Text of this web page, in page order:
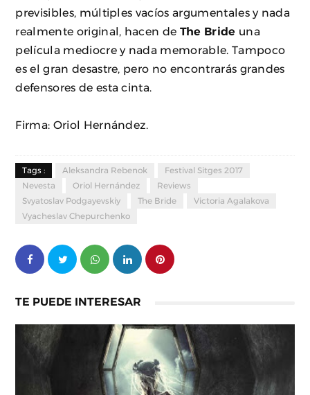
previsibles, múltiples vacíos argumentales y nada
realmente original, hacen de The Bride una
película mediocre y nada memorable. Tampoco
es el gran desastre, pero no encontrarás grandes
defensores de esta cinta.
Firma: Oriol Hernández.
Tags : Aleksandra Rebenok
Festival Sitges 2017
Nevesta
Oriol Hernández
Reviews
Svyatoslav Podgayevskiy
The Bride
Victoria Agalakova
Vyacheslav Chepurchenko
TE PUEDE INTERESAR